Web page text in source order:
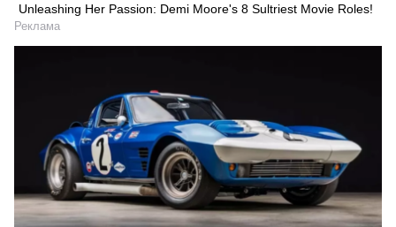
Unleashing Her Passion: Demi Moore's 8 Sultriest Movie Roles!
Реклама